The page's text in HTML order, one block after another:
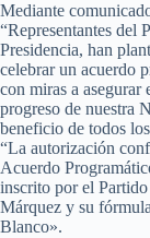
Mediante
“Representantes del
Presidencia, han
celebrar un acuerdo
con miras a
progreso de nuestra
beneficio de todos
“La autorización
Acuerdo
inscrito por el
Márquez y su
Blanco».